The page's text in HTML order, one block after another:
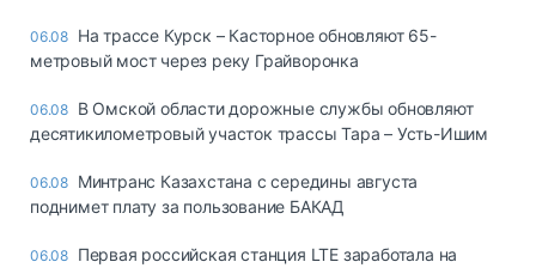
06.08 На трассе Курск – Касторное обновляют 65-
метровый мост через реку Грайворонка
06.08 В Омской области дорожные службы обновляют
десятикилометровый участок трассы Тара – Усть-Ишим
06.08 Минтранс Казахстана с середины августа
поднимет плату за пользование БАКАД
06.08 Первая российская станция LTE заработала на